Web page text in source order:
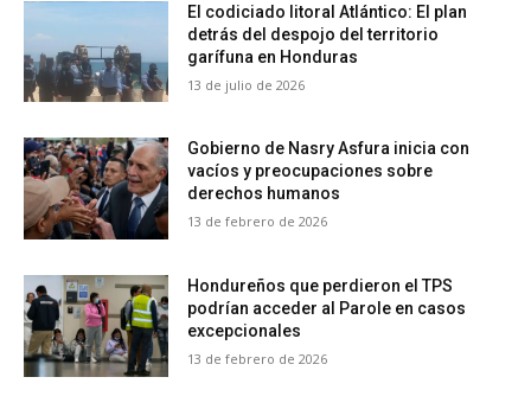
El codiciado litoral Atlántico: El plan
detrás del despojo del territorio
garífuna en Honduras
13 de julio de 2026
Gobierno de Nasry Asfura inicia con
vacíos y preocupaciones sobre
derechos humanos
13 de febrero de 2026
Hondureños que perdieron el TPS
podrían acceder al Parole en casos
excepcionales
13 de febrero de 2026